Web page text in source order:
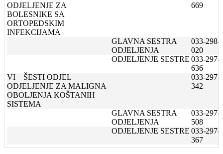
ODJELJENJE ZA
BOLESNIKE SA
ORTOPEDSKIM
INFEKCIJAMA
669
GLAVNA SESTRA
ODJELJENJA
033-298-
020
ODJELJENJE SESTRE 033-297-
636
VI – ŠESTI ODJEL –
ODJELJENJE ZA MALIGNA
OBOLJENJA KOŠTANIH
SISTEMA
033-297-
342
GLAVNA SESTRA
ODJELJENJA
033-297-
508
ODJELJENJE SESTRE 033-297-
367